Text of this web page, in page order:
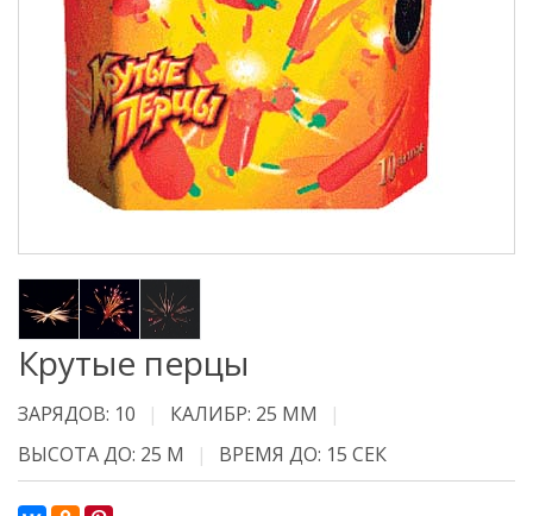
Крутые перцы
ЗАРЯДОВ: 10
КАЛИБР: 25 ММ
ВЫСОТА ДО: 25 М
ВРЕМЯ ДО: 15 СЕК